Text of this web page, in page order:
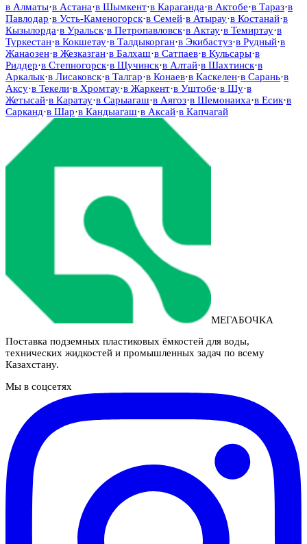
в Алматы·в Астана·в Шымкент·в Караганда·в Актобе·в Тараз·в
Павлодар·в Усть-Каменогорск·в Семей·в Атырау·в Костанай·в
Кызылорда·в Уральск·в Петропавловск·в Актау·в Темиртау·в
Туркестан·в Кокшетау·в Талдыкорган·в Экибастуз·в Рудный·в
Жанаозен·в Жезказган·в Балхаш·в Сатпаев·в Кульсары·в
Риддер·в Степногорск·в Щучинск·в Алтай·в Шахтинск·в
Аркалык·в Лисаковск·в Талгар·в Конаев·в Каскелен·в Сарань·в
Аксу·в Текели·в Хромтау·в Жаркент·в Уштобе·в Шу·в
Жетысай·в Каратау·в Сарыагаш·в Аягоз·в Шемонаиха·в Есик·в
Сарканд·в Шар·в Кандыагаш·в Аксай·в Капчагай
МЕГАБОЧКА
Поставка подземных пластиковых ёмкостей для воды,
технических жидкостей и промышленных задач по всему
Казахстану.
Мы в соцсетях